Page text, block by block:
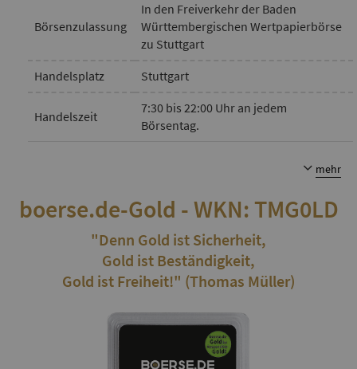
Börsenzulassung
In den Freiverkehr der Baden
Württembergischen Wertpapierbörse
zu Stuttgart
Handelsplatz
Stuttgart
Handelszeit
7:30 bis 22:00 Uhr an jedem
Börsentag.
mehr
boerse.de-Gold - WKN: TMG0LD
"Denn Gold ist Sicherheit,
Gold ist Beständigkeit,
Gold ist Freiheit!" (Thomas Müller)